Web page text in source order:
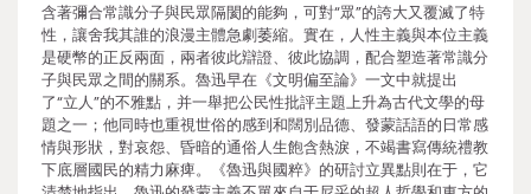
含著彌合常識分子與民眾隔閡的能夠，可對“眾”的誇大又覆滅了特
性，讓舍我其誰的浪漫主體急劇萎縮。實在，人性主義與本位主義
是硬幣的正反兩面，兩者彼此辯證、彼此協調，配合塑造著常識分
子與民眾之間的關系。魯迅早在《文明偏至論》一文中就提出
了“立人”的不雅點，并一舉把公民性批評主題上升為古代文學的母
題之一；他同時也重視世俗的感到和闊別品德、發蒙話語的日常感
情與形狀，對哀怨、昏暗的通俗人生飽含熱淚，不竭書寫傳統禮教
下底層國民的精力麻痺。《魯迅與國粹》的研討立異點則在于，它